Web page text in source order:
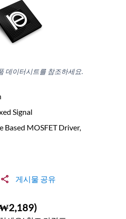
데이터시트를 참조하세요.
Signal
Based MOSFET Driver,
게시물 공유
)